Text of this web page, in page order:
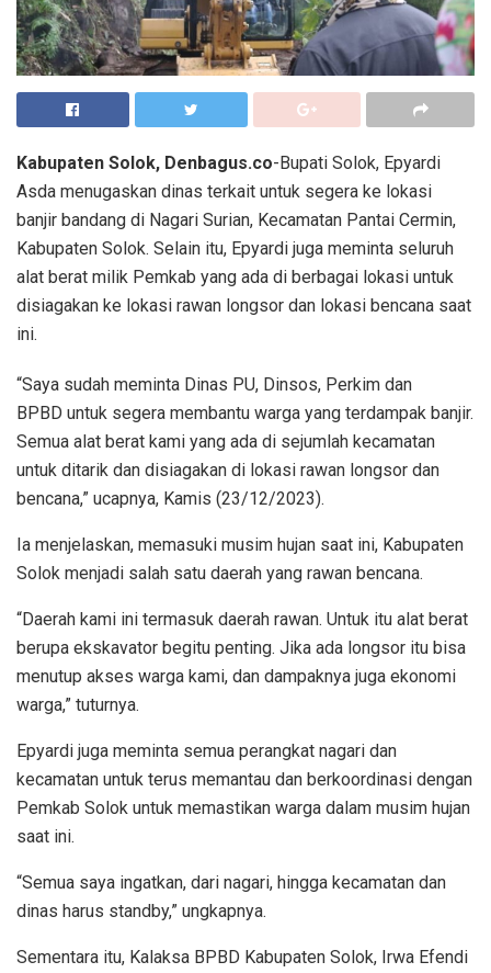
Kabupaten Solok, Denbagus.co-Bupati Solok, Epyardi
Asda menugaskan dinas terkait untuk segera ke lokasi
banjir bandang di Nagari Surian, Kecamatan Pantai Cermin,
Kabupaten Solok. Selain itu, Epyardi juga meminta seluruh
alat berat milik Pemkab yang ada di berbagai lokasi untuk
disiagakan ke lokasi rawan longsor dan lokasi bencana saat
ini.
“Saya sudah meminta Dinas PU, Dinsos, Perkim dan
BPBD untuk segera membantu warga yang terdampak banjir.
Semua alat berat kami yang ada di sejumlah kecamatan
untuk ditarik dan disiagakan di lokasi rawan longsor dan
bencana,” ucapnya, Kamis (23/12/2023).
Ia menjelaskan, memasuki musim hujan saat ini, Kabupaten
Solok menjadi salah satu daerah yang rawan bencana.
“Daerah kami ini termasuk daerah rawan. Untuk itu alat berat
berupa ekskavator begitu penting. Jika ada longsor itu bisa
menutup akses warga kami, dan dampaknya juga ekonomi
warga,” tuturnya.
Epyardi juga meminta semua perangkat nagari dan
kecamatan untuk terus memantau dan berkoordinasi dengan
Pemkab Solok untuk memastikan warga dalam musim hujan
saat ini.
“Semua saya ingatkan, dari nagari, hingga kecamatan dan
dinas harus standby,” ungkapnya.
Sementara itu, Kalaksa BPBD Kabupaten Solok, Irwa Efendi